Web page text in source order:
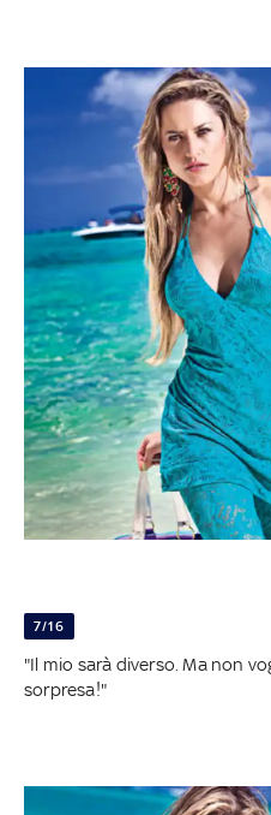
7/16
"Il mio sarà diverso. Ma non
sorpresa!"